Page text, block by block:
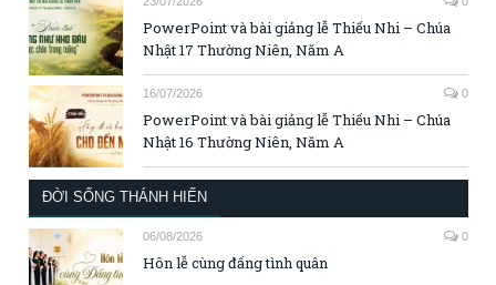
PowerPoint và bài giảng lễ Thiếu Nhi – Chúa
Nhật 17 Thường Niên, Năm A
16/07/2026 0
PowerPoint và bài giảng lễ Thiếu Nhi – Chúa
Nhật 16 Thường Niên, Năm A
ĐỜI SỐNG THÁNH HIẾN
06/08/2026 0
Hôn lễ cùng đấng tình quân